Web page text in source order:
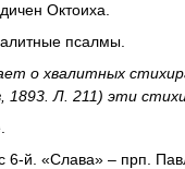
Октоиха.
псалмы.
о хвалитных
1893. Л. 211) эти
6-й. «Слава» – прп.